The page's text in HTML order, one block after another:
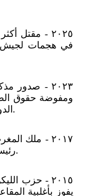
في هجمات لجيش
٢٠٢٣ - صدور
ومفوضة حقوق
الدولية، في إطار تحقيقات المحكمة في أوكرانيا.
٢٠١٧ - ملك
رئيسا للحكومة المغربية خلفا لعبد الإله بن كيران.
٢٠١٥ - حزب
يفوز بأغلبية